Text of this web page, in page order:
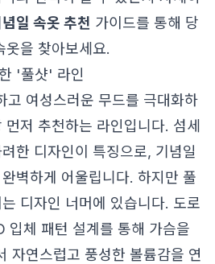
일 속옷 추천 가이드를 통해 당
옷을 찾아보세요.
'풀샷' 라인
고 여성스러운 무드를 극대화하
저 추천하는 라인입니다. 섬세
한 디자인이 특징으로, 기념일
벽하게 어울립니다. 하지만 풀
디자인 너머에 있습니다. 도로
입체 패턴 설계를 통해 가슴을
자연스럽고 풍성한 볼륨감을 연